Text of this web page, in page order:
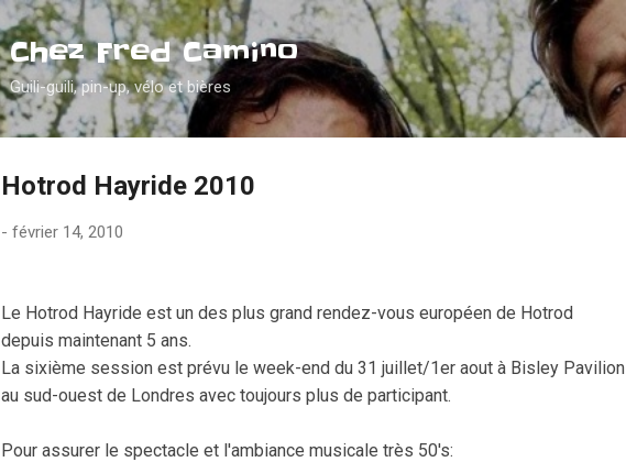
Accéder au contenu principal
Chez Fred Camino
Guili-guili, pin-up, vélo et bières
Hotrod Hayride 2010
- février 14, 2010
Le Hotrod Hayride est un des plus grand rendez-vous européen de Hotrod
depuis maintenant 5 ans.
La sixième session est prévu le week-end du 31 juillet/1er aout à Bisley Pavilion
au sud-ouest de Londres avec toujours plus de participant.
Pour assurer le spectacle et l'ambiance musicale très 50's: